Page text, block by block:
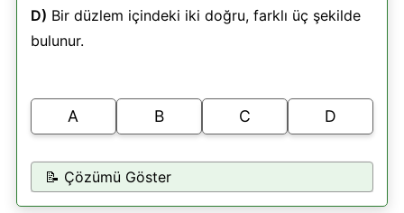
D) Bir düzlem içindeki iki doğru, farklı üç şekilde
bulunur.
A B C D
📝 Çözümü Göster